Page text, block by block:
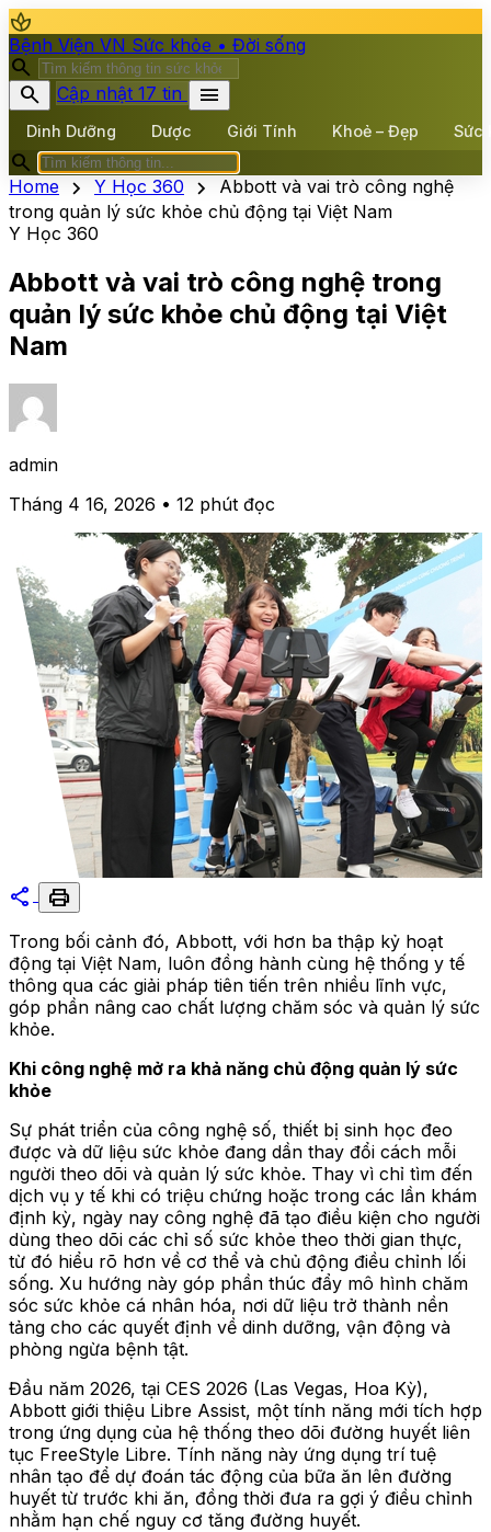
spa
Bệnh Viện VN Sức khỏe • Đời sống
search
search
Cập nhật 17 tin menu
Dinh Dưỡng Dược Giới Tính Khoẻ – Đẹp Sức
search
Home chevron_right Y Học 360 chevron_right
Abbott và vai trò công nghệ
trong quản lý sức khỏe chủ động tại Việt Nam
Y Học 360
Abbott và vai trò công nghệ trong
quản lý sức khỏe chủ động tại Việt
Nam
admin
Tháng 4 16, 2026 • 12 phút đọc
share print
Trong bối cảnh đó, Abbott, với hơn ba thập kỷ hoạt
động tại Việt Nam, luôn đồng hành cùng hệ thống y tế
thông qua các giải pháp tiên tiến trên nhiều lĩnh vực,
góp phần nâng cao chất lượng chăm sóc và quản lý sức
khỏe.
Khi công nghệ mở ra khả năng chủ động quản lý sức
khỏe
Sự phát triển của công nghệ số, thiết bị sinh học đeo
được và dữ liệu sức khỏe đang dần thay đổi cách mỗi
người theo dõi và quản lý sức khỏe. Thay vì chỉ tìm đến
dịch vụ y tế khi có triệu chứng hoặc trong các lần khám
định kỳ, ngày nay công nghệ đã tạo điều kiện cho người
dùng theo dõi các chỉ số sức khỏe theo thời gian thực,
từ đó hiểu rõ hơn về cơ thể và chủ động điều chỉnh lối
sống. Xu hướng này góp phần thúc đẩy mô hình chăm
sóc sức khỏe cá nhân hóa, nơi dữ liệu trở thành nền
tảng cho các quyết định về dinh dưỡng, vận động và
phòng ngừa bệnh tật.
Đầu năm 2026, tại CES 2026 (Las Vegas, Hoa Kỳ),
Abbott giới thiệu Libre Assist, một tính năng mới tích hợp
trong ứng dụng của hệ thống theo dõi đường huyết liên
tục FreeStyle Libre. Tính năng này ứng dụng trí tuệ
nhân tạo để dự đoán tác động của bữa ăn lên đường
huyết từ trước khi ăn, đồng thời đưa ra gợi ý điều chỉnh
nhằm hạn chế nguy cơ tăng đường huyết.